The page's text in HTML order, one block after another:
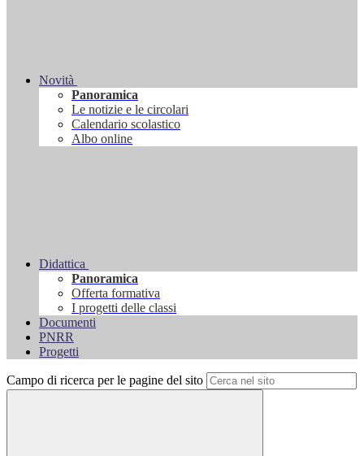
Novità
Panoramica
Le notizie e le circolari
Calendario scolastico
Albo online
Didattica
Panoramica
Offerta formativa
I progetti delle classi
Documenti
PNRR
Progetti
Campo di ricerca per le pagine del sito